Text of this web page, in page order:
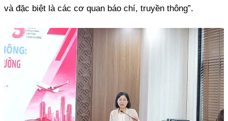
và đặc biệt là các cơ quan báo chí, truyền thông”.